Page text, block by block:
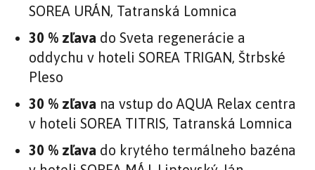
SOREA URÁN, Tatranská Lomnica
30 % zľava do Sveta regenerácie a
oddychu v hoteli SOREA TRIGAN, Štrbské
Pleso
30 % zľava na vstup do AQUA Relax centra
v hoteli SOREA TITRIS, Tatranská Lomnica
30 % zľava do krytého termálneho bazéna